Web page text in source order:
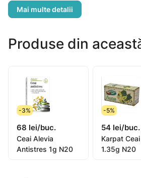
precum şi contra tulburărilor de
hipertiroidiei. Preparare şi
infuzie 5-10 min acoperit, o
medicului, a consultantului de
decoct concentrat, spălături
Păstrare: la temperatura camerei,
directă a soarelui şi umiditate.
Produse din
-3%
68 lei/buc.
Ceai Alevia
Antistres 1g N20
-5%
54 lei/buc.
Karpat
1.35g N20